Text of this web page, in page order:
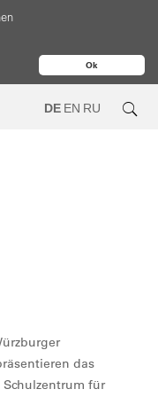
Ok
DE EN RU
das
für